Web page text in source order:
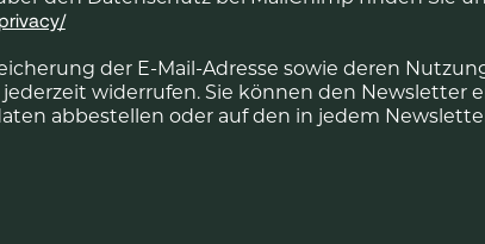
der E-Mail-Adresse sowie deren
widerrufen. Sie können den Newsletter
abbestellen oder auf den in jedem